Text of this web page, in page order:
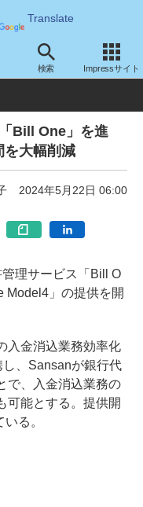
Translate
検索 Impressサイト
ビス 業務関連
Bill One」を進
大幅削減
2024年5月22日 06:00
理サービス「Bill O
Model4」の提供を開
入金消込業務効率化
、Sansanが銀行代
で、入金消込業務の
可能とする。提供開
る。